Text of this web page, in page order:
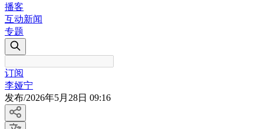
播客
互动新闻
专题
订阅
李娅宁
发布/2026年5月28日 09:16